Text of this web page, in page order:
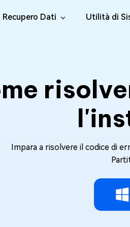
Recupero Dati
Mac Data Recovery
Recuperare i file eliminati da MacOS
Windows Data Recovery Free
Recuperare 2 GB di dati gratuitamente
Utilità di
4DDiG
Trovare e
Elimina i
4DDiG
Correggi
Windows
Riparate i
Mac
Impara a risolvere il codice di